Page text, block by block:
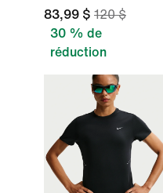
83,99 $ 120 $
30 % de
réduction